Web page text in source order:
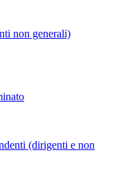
non generali)
(dirigenti e non